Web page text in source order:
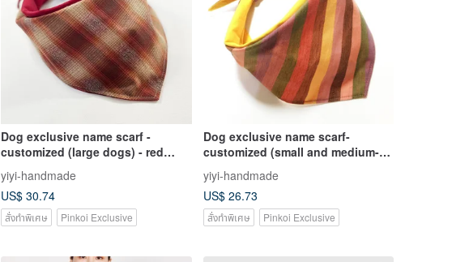
Dog exclusive name scarf -
customized (large dogs) - red
brick grid
yiyi-handmade
US$ 30.74
สั่งทำพิเศษ Pinkoi Exclusive
Dog exclusive name scarf-
customized (small and medium-
sized dogs)-colorful pattern
yiyi-handmade
US$ 26.73
สั่งทำพิเศษ Pinkoi Exclusive